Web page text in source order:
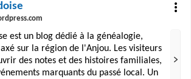
est un blog dédié à la généalogie,
sur la région de l'Anjou. Les visiteurs
des notes et des histoires familiales,
marquants du passé local. Un